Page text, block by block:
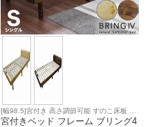
[幅98.5]宮付き 高さ調節可能 すのこ床板 敷
き布団使用可 コイルマットレス対応
宮付きベッド フレーム ブリング4